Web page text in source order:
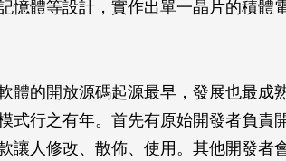
憶體等設計，實作出單一晶片的積體
體的開放源碼起源最早，發展也最成
式行之有年。首先有原始開發者負責
讓人修改、散佈、使用。其他開發者